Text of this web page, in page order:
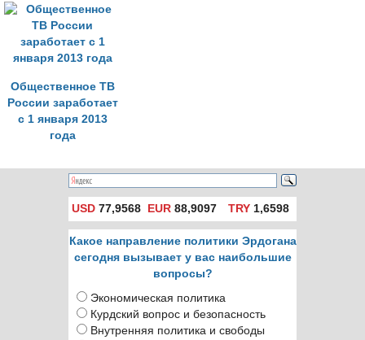
Общественное ТВ
России заработает
с 1 января 2013
года
USD 77,9568 EUR 88,9097 TRY1,6598
Какое направление политики Эрдогана
сегодня вызывает у вас наибольшие
вопросы?
Экономическая политика
Курдский вопрос и безопасность
Внутренняя политика и свободы